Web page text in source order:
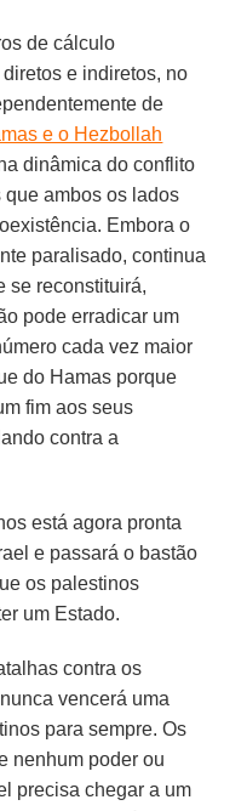
de cálculo
e indiretos, no
de
e o Hezbollah
dinâmica do conflito
ambos os lados
Embora o
paralisado, continua
se reconstituirá,
pode erradicar um
cada vez maior
do Hamas porque
fim aos seus
contra a
está agora pronta
e passará o bastão
os palestinos
um Estado.
contra os
vencerá uma
para sempre. Os
nenhum poder ou
precisa chegar a um